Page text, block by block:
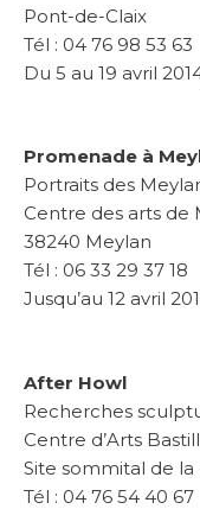
Pont-de-Claix
Tél : 04 76 98 53 63
Du 5 au 19 avril
Promenade à
Portraits des
Centre des arts de
38240 Meylan
Tél : 06 33 29 37 18
Jusqu’au 12 avril
After Howl
Recherches
Centre d’Arts
Site sommital de
Tél : 04 76 54 40 67